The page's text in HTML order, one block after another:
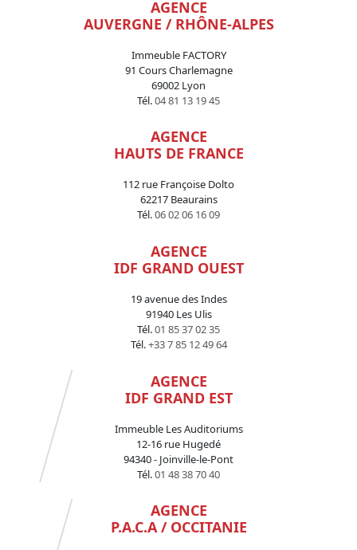
AGENCE
AUVERGNE / RHÔNE-ALPES
Immeuble FACTORY
91 Cours Charlemagne
69002 Lyon
Tél.04 81 13 19 45
AGENCE
HAUTS DE FRANCE
112 rue Françoise Dolto
62217 Beaurains
Tél.06 02 06 16 09
AGENCE
IDF GRAND OUEST
19 avenue des Indes
91940 Les Ulis
Tél.01 85 37 02 35
Tél.+33 7 85 12 49 64
AGENCE
IDF GRAND EST
Immeuble Les Auditoriums
12-16 rue Hugedé
94340 - Joinville-le-Pont
Tél.01 48 38 70 40
AGENCE
P.A.C.A / OCCITANIE